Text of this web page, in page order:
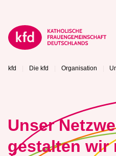
kfd Die kfd Organisation
Unser
gestalten wir